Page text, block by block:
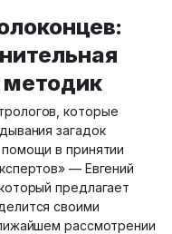
методик
которые
загадок
в принятии
— Евгений
предлагает
своими
рассмотрении